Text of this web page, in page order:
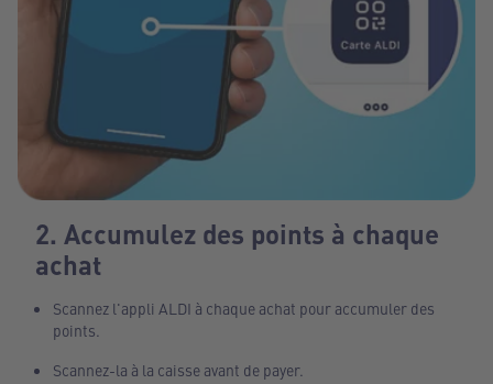
2. Accumulez des points à chaque
achat
Scannez l'appli ALDI à chaque achat pour accumuler des
points.
Scannez-la à la caisse avant de payer.